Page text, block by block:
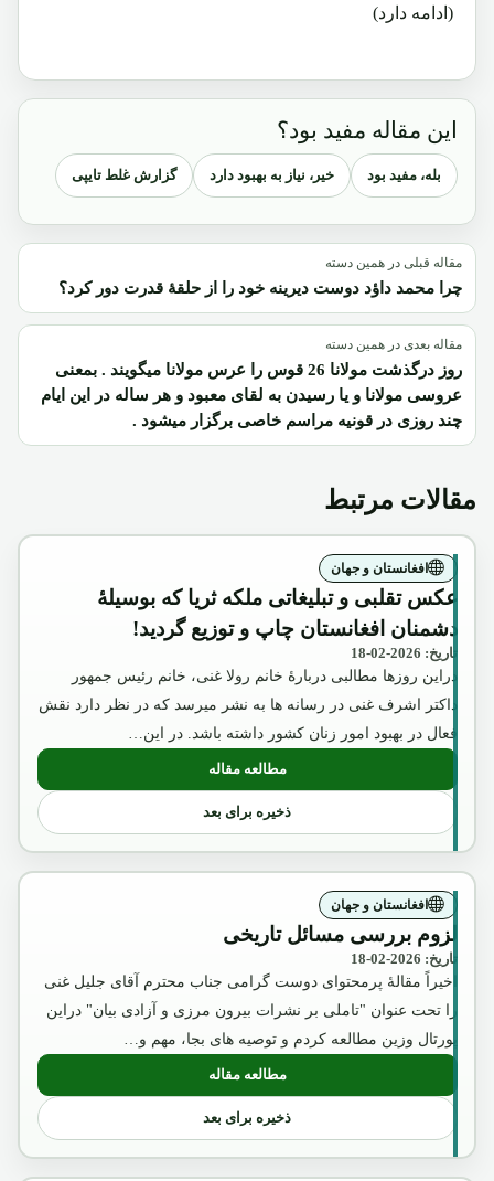
(ادامه دارد)
این مقاله مفید بود؟
بله، مفید بود خیر، نیاز به بهبود دارد گزارش غلط تایپی
مقاله قبلی در همین دسته
چرا محمد داؤد دوست دیرینه خود را از حلقۀ قدرت دور کرد؟
مقاله بعدی در همین دسته
روز درگذشت مولانا 26 قوس را عرس مولانا میگویند . بمعنی
عروسی مولانا و یا رسیدن به لقای معبود و هر ساله در این ایام
چند روزی در قونیه مراسم خاصی برگزار میشود .
مقالات مرتبط
افغانستان و جهان
عکس تقلبی و تبلیغاتی ملکه ثریا که بوسیلۀ
دشمنان افغانستان چاپ و توزیع گردید!
تاریخ: 2026-02-18
دراین روزها مطالبی دربارۀ خانم رولا غنی، خانم رئیس جمهور
داکتر اشرف غنی در رسانه ها به نشر میرسد که در نظر دارد نقش
فعال در بهبود امور زنان کشور داشته باشد. در این…
مطالعه مقاله: عکس تقلبی و تبلیغاتی ملکه ثریا که
ذخیره برای بعد
افغانستان و جهان
لزوم بررسی مسائل تاریخی
تاریخ: 2026-02-18
اخیراً مقالۀ پرمحتوای دوست گرامی جناب محترم آقای جلیل غنی
را تحت عنوان "تاملی بر نشرات بیرون مرزی و آزادی بیان" دراین
پورتال وزین مطالعه کردم و توصیه های بجا، مهم و…
مطالعه مقاله: لزوم بررسی مسائل تاریخی
ذخیره برای بعد